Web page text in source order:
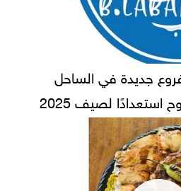
تعلن افتتاح 7 فروع جديدة في الساحل
لصيف 2025